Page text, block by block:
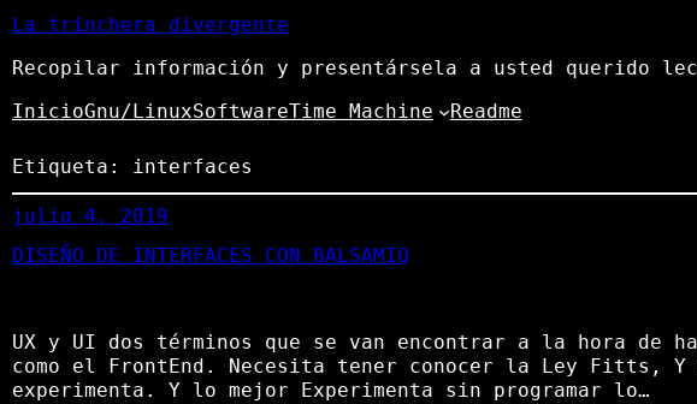
La trinchera divergente
Recopilar información y presentársela a usted querido
InicioGnu/LinuxSoftwareTime Machine Readme
Etiqueta: interfaces
julio 4, 2019
DISEÑO DE INTERFACES CON BALSAMIQ
UX y UI dos términos que se van encontrar a la hora de
como el FrontEnd. Necesita tener conocer la Ley Fitts, Y
experimenta. Y lo mejor Experimenta sin programar lo…